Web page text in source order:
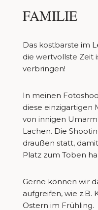
FAMILIE
Das kostbarste im
die wertvollste Zeit
verbringen!
In meinen
diese einzigartigen
von innigen
Lachen. Die
draußen statt,
Platz zum Toben
Gerne können wir
aufgreifen, wie z.B.
Ostern im Frühling.